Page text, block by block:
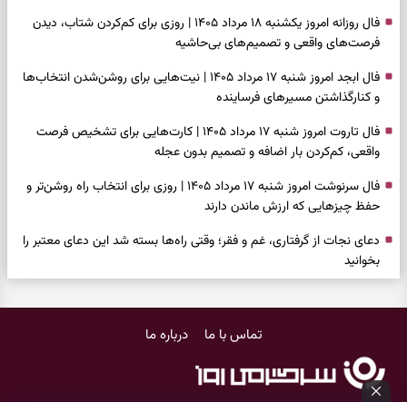
فال روزانه امروز یکشنبه ۱۸ مرداد ۱۴۰۵ | روزی برای کم‌کردن شتاب، دیدن
فرصت‌های واقعی و تصمیم‌های بی‌حاشیه
فال ابجد امروز شنبه ۱۷ مرداد ۱۴۰۵ | نیت‌هایی برای روشن‌شدن انتخاب‌ها
و کنارگذاشتن مسیرهای فرساینده
فال تاروت امروز شنبه ۱۷ مرداد ۱۴۰۵ | کارت‌هایی برای تشخیص فرصت
واقعی، کم‌کردن بار اضافه و تصمیم بدون عجله
فال سرنوشت امروز شنبه ۱۷ مرداد ۱۴۰۵ | روزی برای انتخاب راه روشن‌تر و
حفظ چیزهایی که ارزش ماندن دارند
دعای نجات از گرفتاری، غم و فقر؛ وقتی راه‌ها بسته شد این دعای معتبر را
بخوانید
جمع‌کردن حاشیه‌ها
تماس با ما درباره ما